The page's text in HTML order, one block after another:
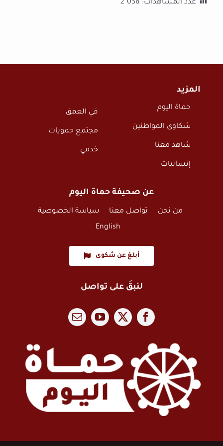
عدد المشاهدات: 2٬038
المزيد
حماة اليوم
شكاوى المواطنين
شاهد معنا
إنسانيات
في العمق
مجتمع حمويات
خدمي
عن صحيفة حماة اليوم
من نحن تواصل معنا
سياسة الخصوصية
English
أبلغ عن شكوى
لنبقَ على تواصل